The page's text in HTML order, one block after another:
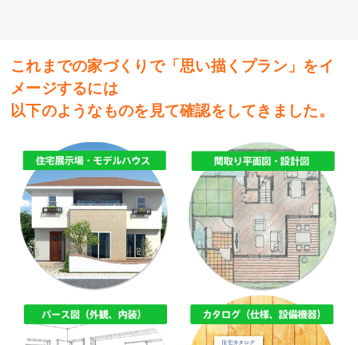
これまでの家づくりで「思い描くプラン」をイ
メージするには
以下のようなものを見て確認をしてきました。